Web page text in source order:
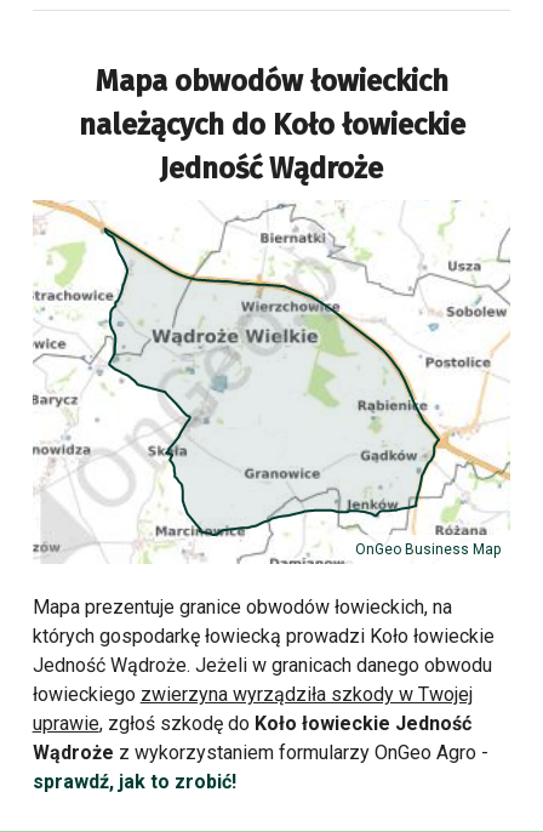
Mapa obwodów łowieckich
należących do Koło łowieckie
Jedność Wądroże
OnGeo Business Map
Mapa prezentuje granice obwodów łowieckich, na
których gospodarkę łowiecką prowadzi Koło łowieckie
Jedność Wądroże. Jeżeli w granicach danego obwodu
łowieckiego zwierzyna wyrządziła szkody w Twojej
uprawie, zgłoś szkodę do Koło łowieckie Jedność
Wądroże z wykorzystaniem formularzy OnGeo Agro -
sprawdź, jak to zrobić!